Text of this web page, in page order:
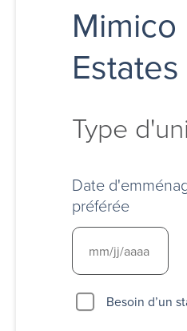
Mimico
Estates
Type
Date
préférée
BesoinBesoin d’un